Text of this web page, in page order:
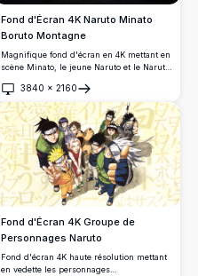
Fond d'Écran 4K Naruto Minato
Boruto Montagne
Magnifique fond d'écran en 4K mettant en
scène Minato, le jeune Naruto et le Naruto
paysage montagneux sous un ciel étoilé
au crépuscule. Un puissant hommage
générationnel de l'univers de l'anime
Naruto.
3840 × 2160
Ouvrir
Fond d'Écran 4K Groupe de
Personnages Naruto
Fond d'écran 4K haute résolution mettant
en vedette les personnages